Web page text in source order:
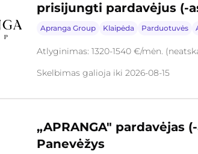
prisijungti pardavėjus (-
Apranga Group Klaipėda Parduotuvės
Atlyginimas: 1320-1540 €/mėn.
Skelbimas galioja iki 2026-08-15
„APRANGA" pardavėjas
Panevėžys